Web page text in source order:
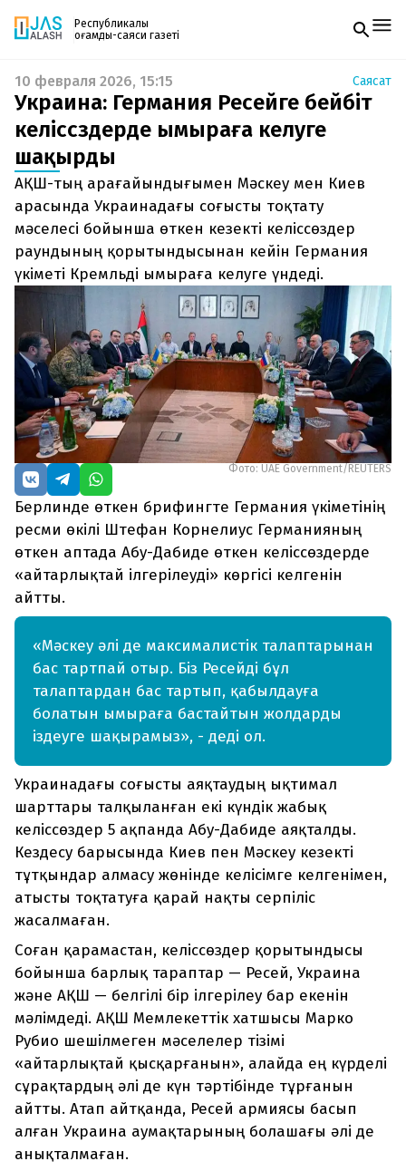
Республикалық
қоғамдық-саяси газеті
Жаңалықтар
Спорт
Live
Руханият
Аймақ
Архив
Заң және тәртіп
+7 708 604 51 06
Жарнама бөлімі
+7 701 220 64 52
Пошта
zhasalash100@gmail.com
Газетке жазылу
PDF форматтағы газетті ай сайын электронды
поштаңызға алып отырыңыз. Жаңа нөмір
шыққан сәтте сізге бірден жіберіледі. Тек email
енгізіңіз, біз қалғанын өзіміз жібереміз.
10 февраля 2026, 15:15 Саясат
Украина: Германия Ресейге бейбіт
келіссөздерде ымыраға келуге
шақырды
АҚШ-тың арағайындығымен Мәскеу мен Киев
арасында Украинадағы соғысты тоқтату
мәселесі бойынша өткен кезекті келіссөздер
раундының қорытындысынан кейін Германия
үкіметі Кремльді ымыраға келуге үндеді.
Фото: UAE Government/REUTERS
Берлинде өткен брифингте Германия үкіметінің
ресми өкілі Штефан Корнелиус Германияның
өткен аптада Абу-Дабиде өткен келіссөздерде
«айтарлықтай ілгерілеуді» көргісі келгенін
айтты.
«Мәскеу әлі де максималистік талаптарынан
бас тартпай отыр. Біз Ресейді бұл
талаптардан бас тартып, қабылдауға
болатын ымыраға бастайтын жолдарды
іздеуге шақырамыз», - деді ол.
Украинадағы соғысты аяқтаудың ықтимал
шарттары талқыланған екі күндік жабық
келіссөздер 5 ақпанда Абу-Дабиде аяқталды.
Кездесу барысында Киев пен Мәскеу кезекті
тұтқындар алмасу жөнінде келісімге келгенімен,
атысты тоқтатуға қарай нақты серпіліс
жасалмаған.
Соған қарамастан, келіссөздер қорытындысы
бойынша барлық тараптар — Ресей, Украина
және АҚШ — белгілі бір ілгерілеу бар екенін
мәлімдеді. АҚШ Мемлекеттік хатшысы Марко
Рубио шешілмеген мәселелер тізімі
«айтарлықтай қысқарғанын», алайда ең күрделі
сұрақтардың әлі де күн тәртібінде тұрғанын
айтты. Атап айтқанда, Ресей армиясы басып
алған Украина аумақтарының болашағы әлі де
анықталмаған.